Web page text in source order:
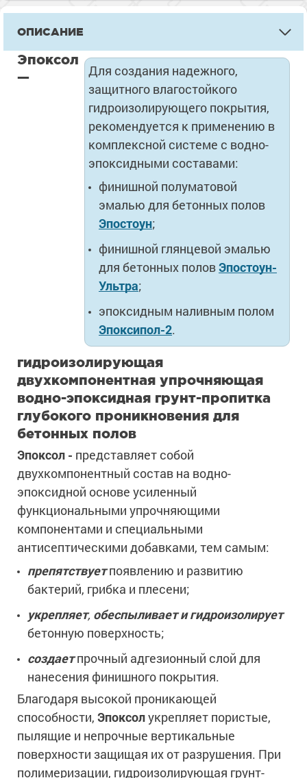
ОПИСАНИЕ
Для создания надежного,
защитного влагостойкого
гидроизолирующего покрытия,
рекомендуется к применению в
комплексной системе с водно-
эпоксидными составами:
финишной полуматовой
эмалью для бетонных полов
Эпостоун;
финишной глянцевой эмалью
для бетонных половЭпостоун-
Ультра;
эпоксидным наливным полом
Эпоксипол-2.
Эпоксол
—
гидроизолирующая
двухкомпонентная упрочняющая
водно-эпоксидная грунт-пропитка
глубокого проникновения для
бетонных полов
Эпоксол - представляет собой
двухкомпонентный состав на водно-
эпоксидной основе усиленный
функциональными упрочняющими
компонентами и специальными
антисептическими добавками, тем самым:
препятствуетпоявлению и развитию
бактерий, грибка и плесени;
укрепляет, обеспыливает и гидроизолирует
бетонную поверхность;
создаетпрочный адгезионный слой для
нанесения финишного покрытия.
Благодаря высокой проникающей
способности, Эпоксолукрепляет пористые,
пылящие и непрочные вертикальные
поверхности защищая их от разрушения. При
полимеризации, гидроизолирующая грунт-